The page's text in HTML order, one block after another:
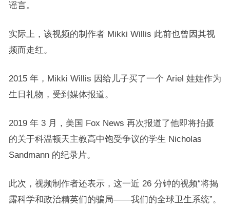
谣言。
实际上，该视频的制作者 Mikki Willis 此前也曾因其视
频而走红。
2015 年，Mikki Willis 因给儿子买了一个 Ariel 娃娃作为
生日礼物，受到媒体报道。
2019 年 3 月，美国 Fox News 再次报道了他即将拍摄
的关于科温顿天主教高中饱受争议的学生 Nicholas
Sandmann 的纪录片。
此次，视频制作者还表示，这一近 26 分钟的视频“将揭
露科学和政治精英们的骗局——我们的全球卫生系统”。